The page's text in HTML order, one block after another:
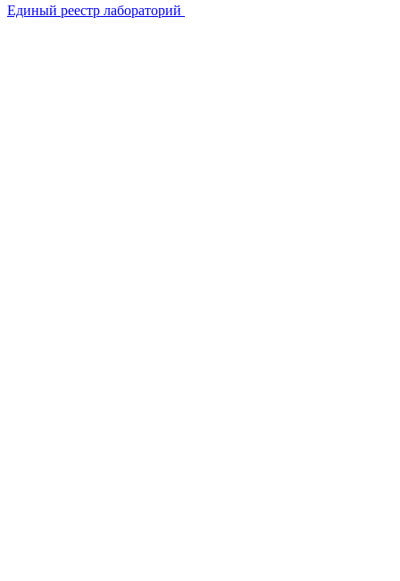
Единый реестр лабораторий